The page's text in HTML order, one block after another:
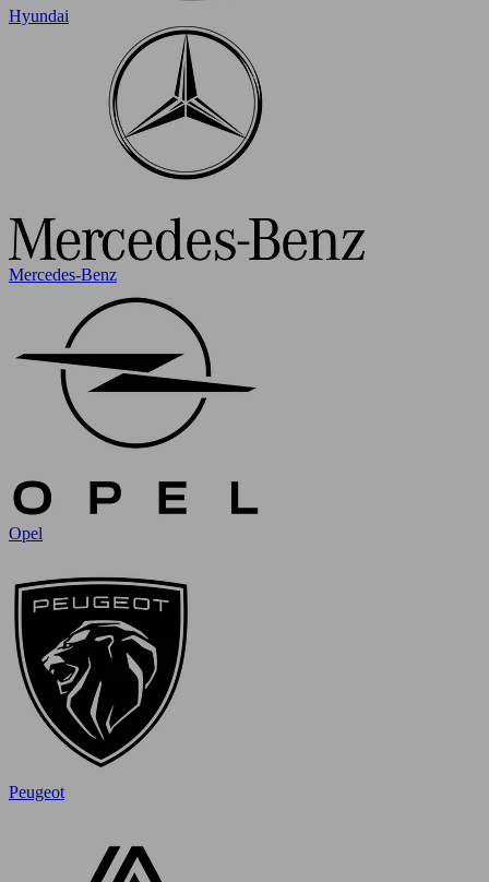
Hyundai
Mercedes-Benz
Opel
Peugeot